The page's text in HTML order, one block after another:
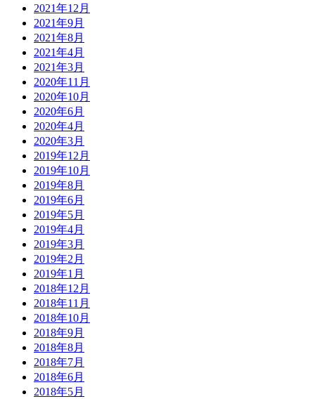
2021年12月
2021年9月
2021年8月
2021年4月
2021年3月
2020年11月
2020年10月
2020年6月
2020年4月
2020年3月
2019年12月
2019年10月
2019年8月
2019年6月
2019年5月
2019年4月
2019年3月
2019年2月
2019年1月
2018年12月
2018年11月
2018年10月
2018年9月
2018年8月
2018年7月
2018年6月
2018年5月